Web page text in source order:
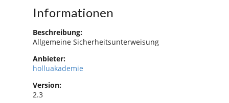
Informationen
Beschreibung:
Allgemeine Sicherheitsunterweisung
Anbieter:
holluakademie
Version:
2.3